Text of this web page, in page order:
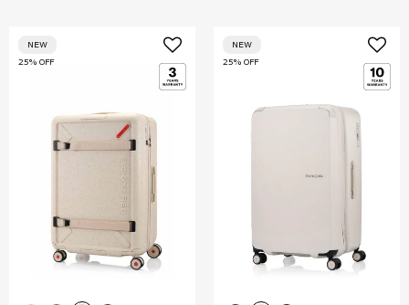
25% OFF
NEW
25% OFF
NEW